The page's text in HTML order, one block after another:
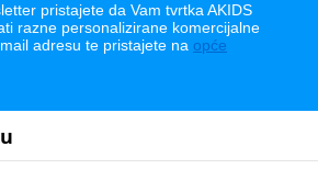
pristajete da Vam tvrtka AKIDS
razne personalizirane komercijalne
adresu te pristajete na opće